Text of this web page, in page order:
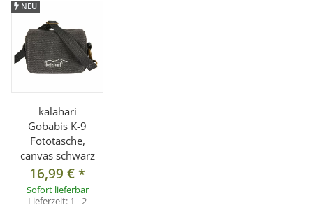
NEU
kalahari
Gobabis K-9
Fototasche,
canvas schwarz
16,99 €*
Sofort lieferbar
Lieferzeit: 1 - 2